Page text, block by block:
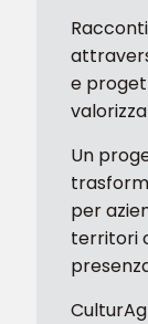
e
Un
per
territori